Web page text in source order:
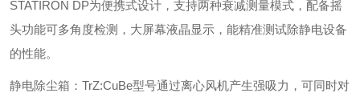
STATIRON DP为便携式设计，支持两种衰减测量模式，配备摇
头功能可多角度检测，大屏幕液晶显示，能精准测试除静电设备
的性能。
‌静电除尘箱‌：TrZ:CuBe型号通过离心风机产生强吸力，可同时对